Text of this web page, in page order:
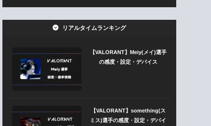
リアルタイムランキング
【VALORANT】Meiy(メイ)選手
の感度・設定・デバイス
【VALORANT】something(ス
ミス)選手の感度・設定・デバイ